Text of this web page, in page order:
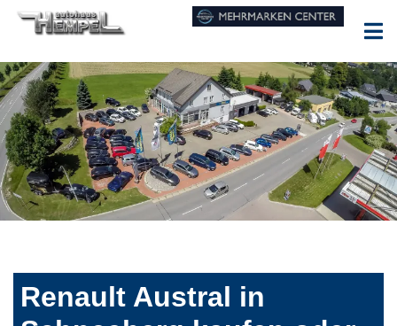
Renault Austral in